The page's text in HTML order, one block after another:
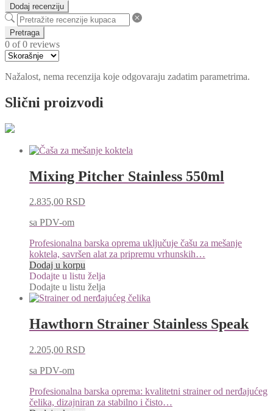
Dodaj recenziju
Pretraga
0 of 0 reviews
Nažalost, nema recenzija koje odgovaraju zadatim parametrima.
Slični proizvodi
Mixing Pitcher Stainless 550ml
2.835,00 RSD
sa PDV-om
Profesionalna barska oprema uključuje čašu za mešanje
koktela, savršen alat za pripremu vrhunskih…
Dodaj u korpu
Dodajte u listu želja
Dodajte u listu želja
Hawthorn Strainer Stainless Speak
2.205,00 RSD
sa PDV-om
Profesionalna barska oprema: kvalitetni strainer od nerđajućeg
čelika, dizajniran za stabilno i čisto…